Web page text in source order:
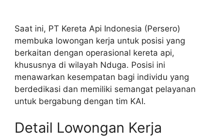
Saat ini, PT Kereta Api Indonesia (Persero)
membuka lowongan kerja untuk posisi yang
berkaitan dengan operasional kereta api,
khususnya di wilayah Nduga. Posisi ini
menawarkan kesempatan bagi individu yang
berdedikasi dan memiliki semangat pelayanan
untuk bergabung dengan tim KAI.
Detail Lowongan Kerja